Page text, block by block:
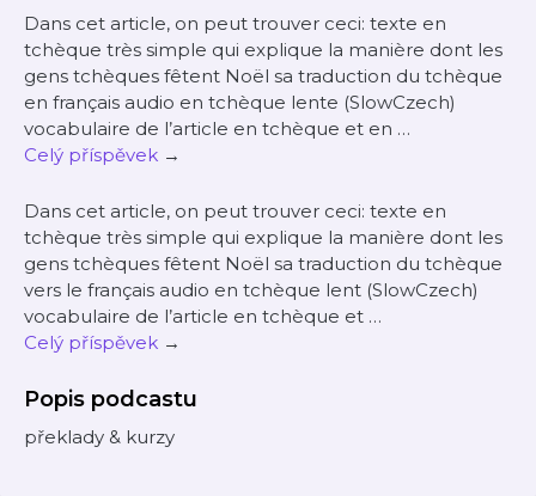
Dans cet article, on peut trouver ceci: texte en
tchèque très simple qui explique la manière dont les
gens tchèques fêtent Noël sa traduction du tchèque
en français audio en tchèque lente (SlowCzech)
vocabulaire de l’article en tchèque et en …
Celý příspěvek →
Dans cet article, on peut trouver ceci: texte en
tchèque très simple qui explique la manière dont les
gens tchèques fêtent Noël sa traduction du tchèque
vers le français audio en tchèque lent (SlowCzech)
vocabulaire de l’article en tchèque et …
Celý příspěvek →
Popis podcastu
překlady & kurzy